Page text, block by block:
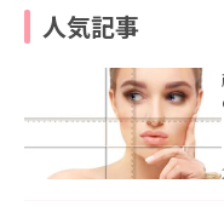
人気記事